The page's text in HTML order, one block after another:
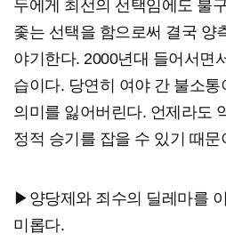
두에게 최선의 선택임에도 불
좇는 선택을 함으로써 결국 양
야기한다. 2000년대 들어서면
습이다. 당연히 여야 간 불소
의미를 잃어버린다. 언제라도
정적 승기를 잡을 수 있기 때문
▶양당제와 죄수의 딜레마를
미롭다.